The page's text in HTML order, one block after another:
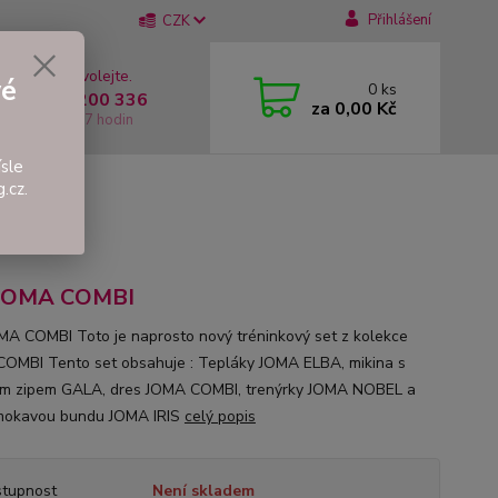
CZK Přihlášení
si rady? Zavolejte.
737 200 336
Pátek: 8 - 17 hodin
0 ks
za 0,00 Kč
COMBI
COMBI Toto je naprosto nový tréninkový set z kolekce
Tento set obsahuje : Tepláky JOMA ELBA, mikina s
zipem GALA, dres JOMA COMBI, trenýrky JOMA NOBEL a
bundu JOMA IRIS celý popis
Není skladem